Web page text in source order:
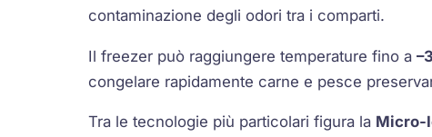
contaminazione degli odori tra i comparti.
Il freezer può raggiungere temperature fino a
congelare rapidamente carne e pesce
Tra le tecnologie più particolari figura la Micro-